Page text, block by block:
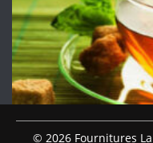
© 2026 Fournitures